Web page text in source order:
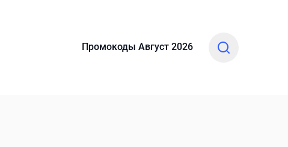
Промокоды Август 2026